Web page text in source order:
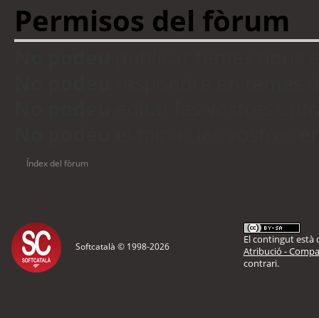
Permisos del fòrum
Índex del fòrum
Softcatalà © 1998-2026
El contingut està
Atribució -
contrari.